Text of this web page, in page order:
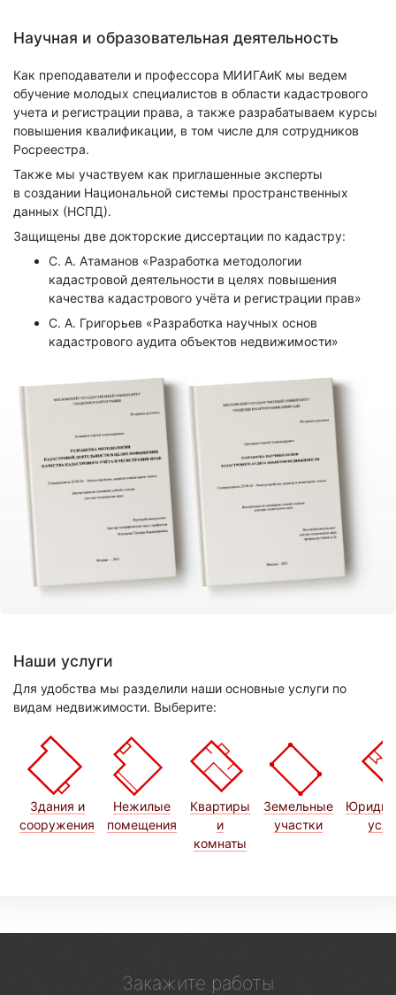
Научная и образовательная деятельность
Как преподаватели и профессора МИИГАиК мы ведем
обучение молодых специалистов в области кадастрового
учета и регистрации права, а также разрабатываем курсы
повышения квалификации, в том числе для сотрудников
Росреестра.
Также мы участвуем как приглашенные эксперты
в создании Национальной системы пространственных
данных (НСПД).
Защищены две докторские диссертации по кадастру:
С. А. Атаманов «Разработка методологии
кадастровой деятельности в целях повышения
качества кадастрового учёта и регистрации прав»
С. А. Григорьев «Разработка научных основ
кадастрового аудита объектов недвижимости»
Наши услуги
Для удобства мы разделили наши основные услуги по
видам недвижимости. Выберите:
Здания и
сооружения
Нежилые
помещения
Квартиры
и
комнаты
Земельные
участки
Закажите работы